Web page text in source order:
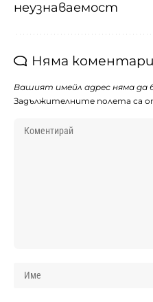
неузнаваемост
Няма коментари
Вашият имейл адрес няма да
Задължителните полета са